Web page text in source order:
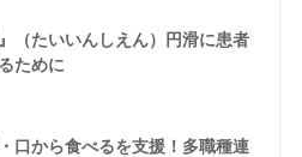
』（たいいんしえん）円滑に患者
ために
口から食べるを支援！多職種連